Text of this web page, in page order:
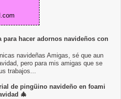
para hacer adornos navideños con
navideñas Amigas, sé que aun
pero para mis amigas que se
trabajos...
de pingüino navideño en foami
🎄